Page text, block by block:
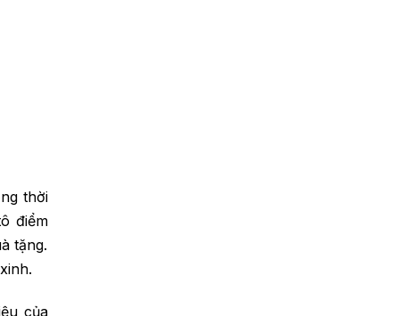
thời
điểm
tặng.
của